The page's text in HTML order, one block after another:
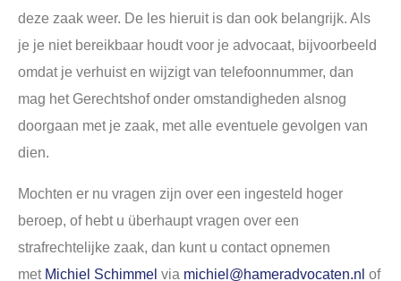
deze zaak weer. De les hieruit is dan ook belangrijk. Als
je je niet bereikbaar houdt voor je advocaat, bijvoorbeeld
omdat je verhuist en wijzigt van telefoonnummer, dan
mag het Gerechtshof onder omstandigheden alsnog
doorgaan met je zaak, met alle eventuele gevolgen van
dien.
Mochten er nu vragen zijn over een ingesteld hoger
beroep, of hebt u überhaupt vragen over een
strafrechtelijke zaak, dan kunt u contact opnemen
met Michiel Schimmel via michiel@hameradvocaten.nl of